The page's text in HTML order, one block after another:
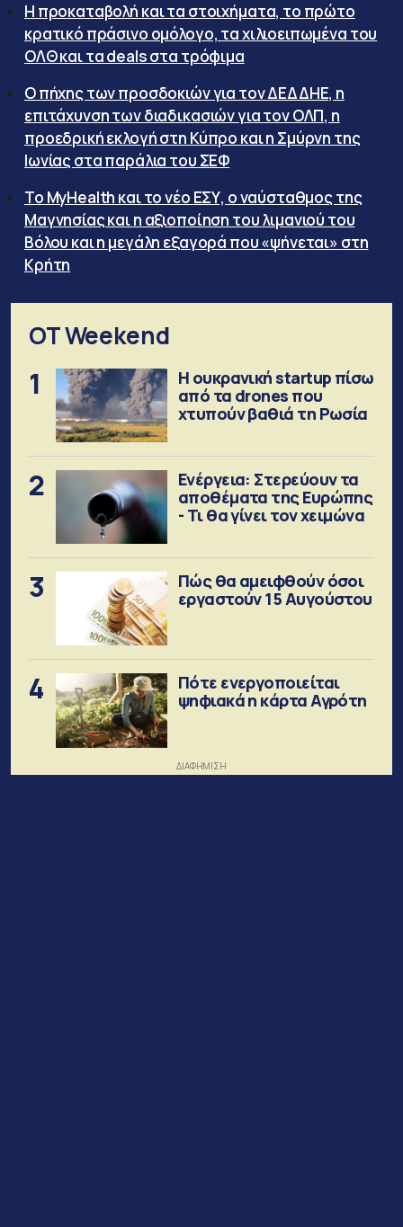
Η προκαταβολή και τα στοιχήματα, το πρώτο
κρατικό πράσινο ομόλογο, τα χιλιοειπωμένα του
ΟΛΘ και τα deals στα τρόφιμα
Ο πήχης των προσδοκιών για τον ΔΕΔΔΗΕ, η
επιτάχυνση των διαδικασιών για τον ΟΛΠ, η
προεδρική εκλογή στη Κύπρο και η Σμύρνη της
Ιωνίας στα παράλια του ΣΕΦ
Το MyHealth και το νέο ΕΣΥ, ο ναύσταθμος της
Μαγνησίας και η αξιοποίηση του λιμανιού του
Βόλου και η μεγάλη εξαγορά που «ψήνεται» στη
Κρήτη
OT Weekend
1
Η ουκρανική startup πίσω
από τα drones που
χτυπούν βαθιά τη Ρωσία
2
Ενέργεια: Στερεύουν τα
αποθέματα της Ευρώπης
- Τι θα γίνει τον χειμώνα
3
Πώς θα αμειφθούν όσοι
εργαστούν 15 Αυγούστου
4
Πότε ενεργοποιείται
ψηφιακά η κάρτα Αγρότη